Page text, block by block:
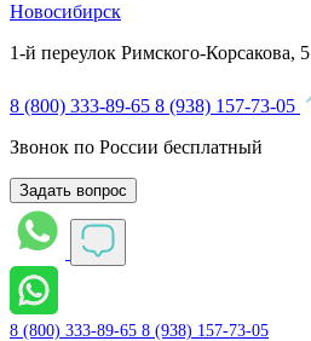
Новосибирск
1-й переулок Римского-Корсакова, 5
8 (800) 333-89-65 8 (938) 157-73-05
Звонок по России бесплатный
Задать вопрос
8 (800) 333-89-65 8 (938) 157-73-05